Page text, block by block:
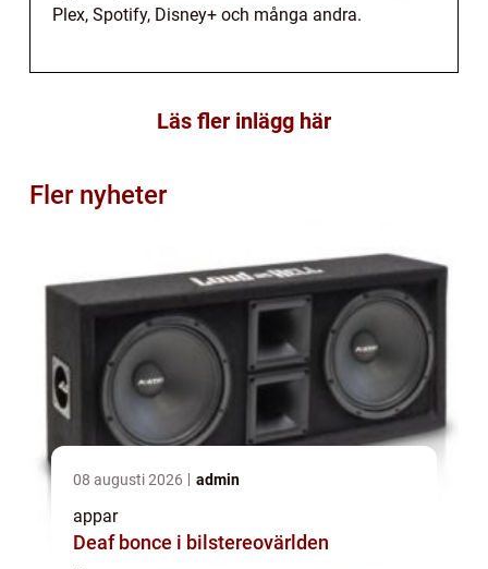
Plex, Spotify, Disney+ och många andra.
Läs fler inlägg här
Fler nyheter
08 augusti 2026 admin
appar
Deaf bonce i bilstereovärlden